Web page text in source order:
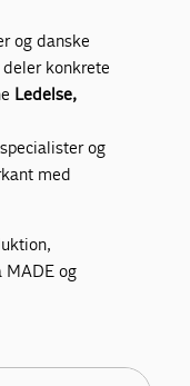
og danske
konkrete
Ledelse,
og
med
og